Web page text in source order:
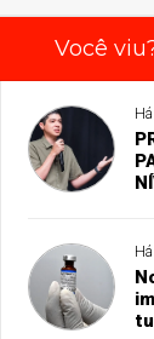
Você